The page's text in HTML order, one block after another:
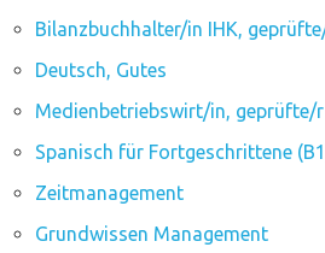
Bilanzbuchhalter/in IHK,
Deutsch, Gutes
Medienbetriebswirt/in, geprüfte/r
Spanisch für Fortgeschrittene
Zeitmanagement
Grundwissen Management